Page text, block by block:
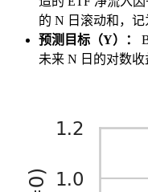
的 N 日滚动和，记
预测目标（Y）：
未来 N 日的对数收